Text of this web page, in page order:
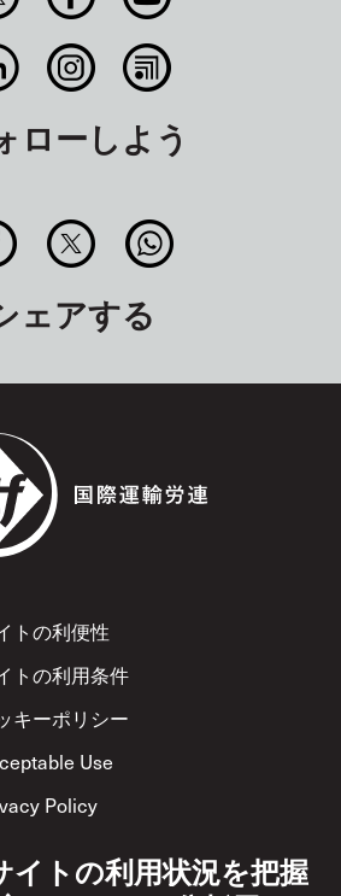
ローしよう
ェアする
トの利便性
トの利用条件
キーポリシー
Use
Policy
イトの利用状況を把握